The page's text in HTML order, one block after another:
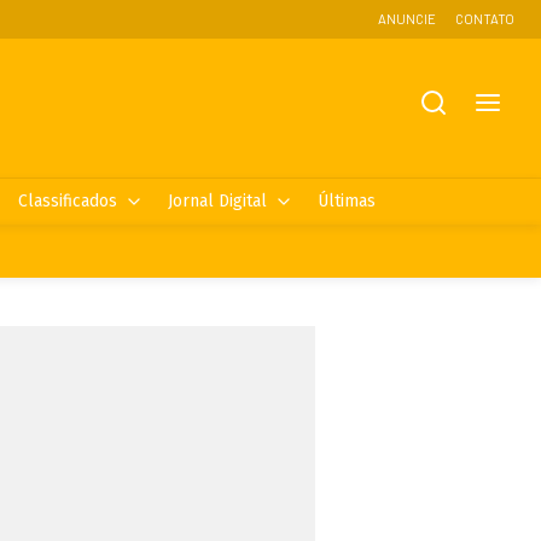
ANUNCIE CONTATO
Classificados Jornal Digital Últimas